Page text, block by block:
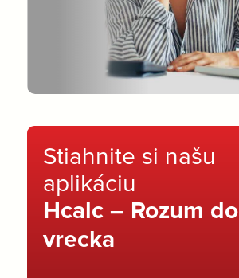
Stiahnite si našu
aplikáciu
Hcalc – Rozum do
vrecka